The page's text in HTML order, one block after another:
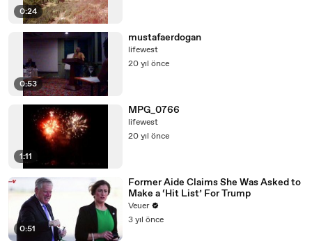
0:24
0:53
mustafaerdogan
lifewest
20 yıl önce
1:11
MPG_0766
lifewest
20 yıl önce
0:51
Former Aide Claims She Was Asked to
Make a ‘Hit List’ For Trump
Veuer
3 yıl önce